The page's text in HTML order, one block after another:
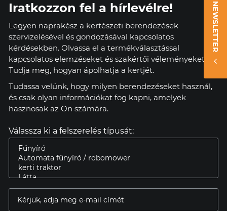
NEWSLETTER
Iratkozzon fel a hírlevélre!
Legyen naprakész a kertészeti berendezések
szervizelésével és gondozásával kapcsolatos
kérdésekben. Olvassa el a termékválasztással
kapcsolatos elemzéseket és szakértői véleményeket.
Tudja meg, hogyan ápolhatja a kertjét.
Tudassa velünk, hogy milyen berendezéseket használ,
és csak olyan információkat fog kapni, amelyek
hasznosak az Ön számára.
Válassza ki a felszerelés típusát: